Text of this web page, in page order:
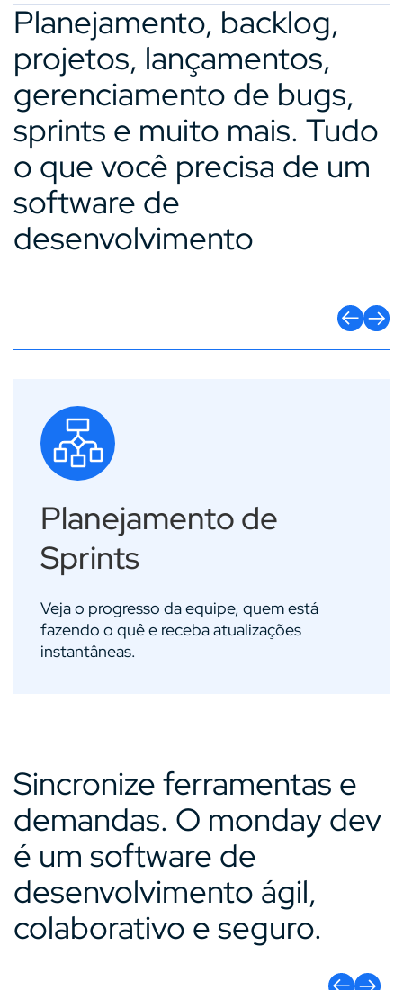
Planejamento, backlog,
projetos, lançamentos,
gerenciamento de bugs,
sprints e muito mais. Tudo
o que você precisa de um
software de
desenvolvimento
Planejamento de
Sprints
Veja o progresso da equipe, quem está
fazendo o quê e receba atualizações
instantâneas.
Sincronize ferramentas e
demandas. O monday dev
é um software de
desenvolvimento ágil,
colaborativo e seguro.